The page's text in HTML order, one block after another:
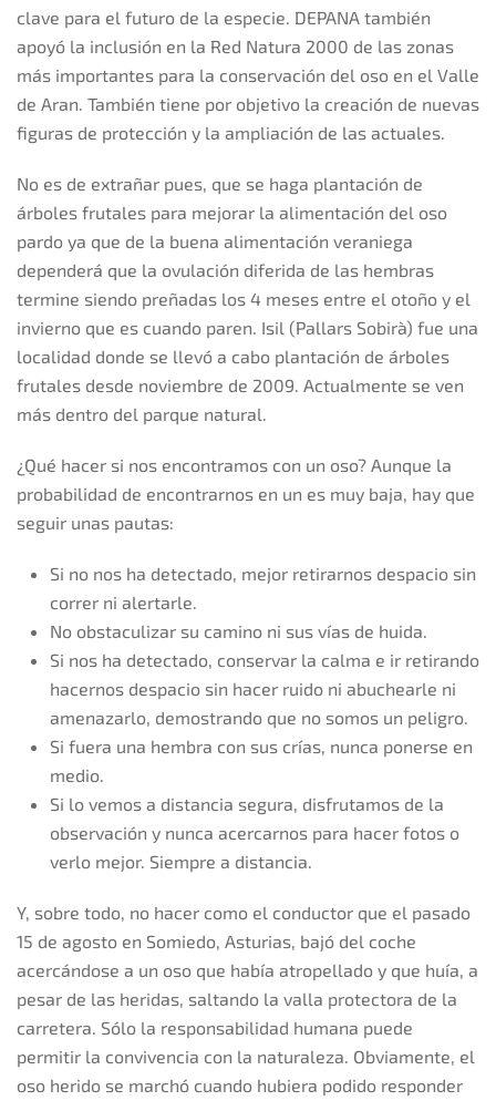
clave para el futuro de la especie. DEPANA también
apoyó la inclusión en la Red Natura 2000 de las zonas
más importantes para la conservación del oso en el Valle
de Aran. También tiene por objetivo la creación de nuevas
figuras de protección y la ampliación de las actuales.
No es de extrañar pues, que se haga plantación de
árboles frutales para mejorar la alimentación del oso
pardo ya que de la buena alimentación veraniega
dependerá que la ovulación diferida de las hembras
termine siendo preñadas los 4 meses entre el otoño y el
invierno que es cuando paren. Isil (Pallars Sobirà) fue una
localidad donde se llevó a cabo plantación de árboles
frutales desde noviembre de 2009. Actualmente se ven
más dentro del parque natural.
¿Qué hacer si nos encontramos con un oso? Aunque la
probabilidad de encontrarnos en un es muy baja, hay que
seguir unas pautas:
Si no nos ha detectado, mejor retirarnos despacio sin
correr ni alertarle.
No obstaculizar su camino ni sus vías de huida.
Si nos ha detectado, conservar la calma e ir retirando
hacernos despacio sin hacer ruido ni abuchearle ni
amenazarlo, demostrando que no somos un peligro.
Si fuera una hembra con sus crías, nunca ponerse en
medio.
Si lo vemos a distancia segura, disfrutamos de la
observación y nunca acercarnos para hacer fotos o
verlo mejor. Siempre a distancia.
Y, sobre todo, no hacer como el conductor que el pasado
15 de agosto en Somiedo, Asturias, bajó del coche
acercándose a un oso que había atropellado y que huía, a
pesar de las heridas, saltando la valla protectora de la
carretera. Sólo la responsabilidad humana puede
permitir la convivencia con la naturaleza. Obviamente, el
oso herido se marchó cuando hubiera podido responder